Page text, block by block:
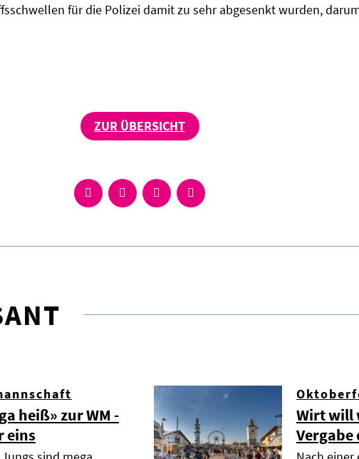
für die Polizei damit zu sehr abgesenkt wurden,
ZUR ÜBERSICHT
heiß» zur WM -
eins
Wirt will
Vergabe